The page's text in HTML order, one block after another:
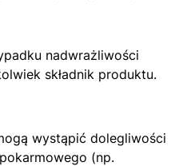
nadwrażliwości
składnik produktu.
wystąpić dolegliwości
(np.